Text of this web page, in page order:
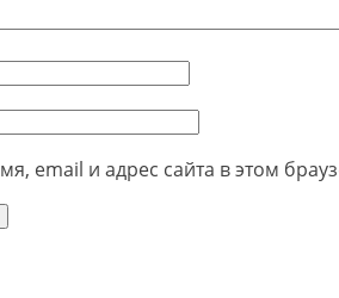
email и адрес сайта в этом